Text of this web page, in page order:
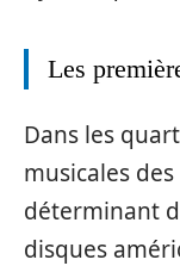
Les
Dans les
musicales
déterminant
disques